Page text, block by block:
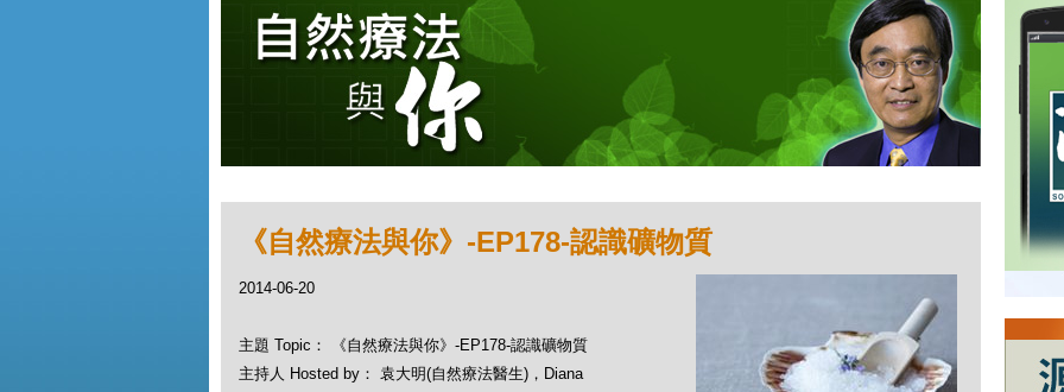
《自然療法與你》-EP178-認識礦物質
2014-06-20
主題 Topic： 《自然療法與你》-EP178-認識礦物質
主持人 Hosted by： 袁大明(自然療法醫生)，Diana